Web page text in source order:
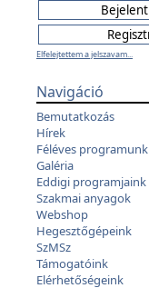
Elfelejtettem a jelszavam...
Navigáció
Bemutatkozás
Hírek
Féléves programunk
Galéria
Eddigi programjaink
Szakmai anyagok
Webshop
Hegesztőgépeink
SzMSz
Támogatóink
Elérhetőségeink